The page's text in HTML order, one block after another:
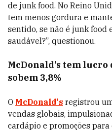
de junk food. No Reino
tem menos gordura e
sentido, se não é junk food
saudável?”, questionou.
McDonald's tem lucro
sobem 3,8%
O McDonald's registrou
vendas globais,
cardápio e promoções